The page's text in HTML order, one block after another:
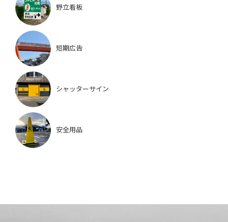
野立看板
短期広告
シャッターサイン
安全用品